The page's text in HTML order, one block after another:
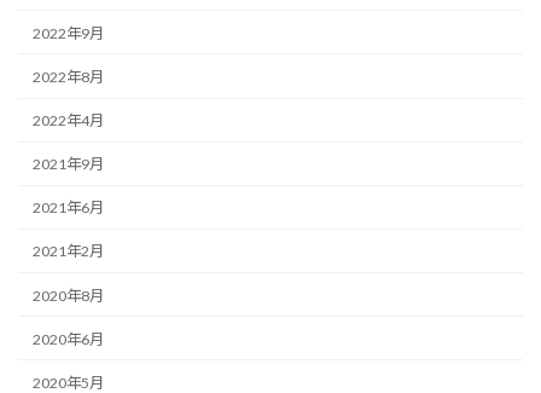
2022年9月
2022年8月
2022年4月
2021年9月
2021年6月
2021年2月
2020年8月
2020年6月
2020年5月